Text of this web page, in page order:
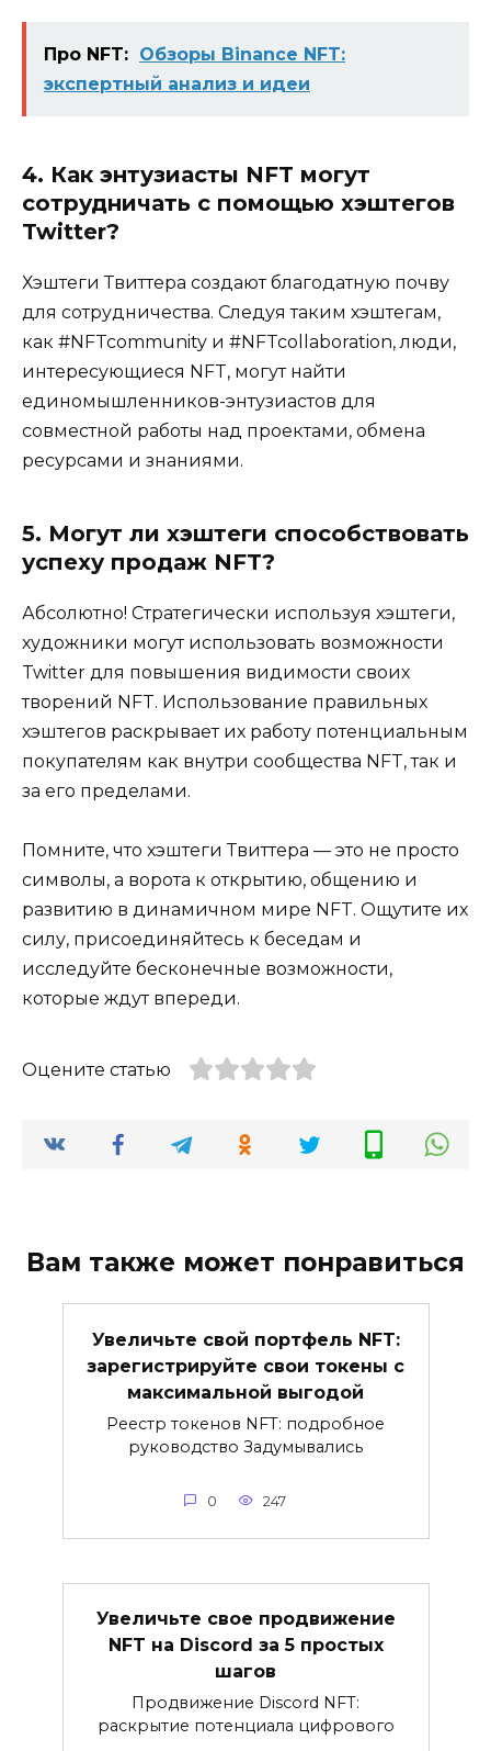
Про NFT: Обзоры Binance NFT:
экспертный анализ и идеи
4. Как энтузиасты NFT могут
сотрудничать с помощью хэштегов
Twitter?
Хэштеги Твиттера создают благодатную почву
для сотрудничества. Следуя таким хэштегам,
как #NFTcommunity и #NFTcollaboration, люди,
интересующиеся NFT, могут найти
единомышленников-энтузиастов для
совместной работы над проектами, обмена
ресурсами и знаниями.
5. Могут ли хэштеги способствовать
успеху продаж NFT?
Абсолютно! Стратегически используя хэштеги,
художники могут использовать возможности
Twitter для повышения видимости своих
творений NFT. Использование правильных
хэштегов раскрывает их работу потенциальным
покупателям как внутри сообщества NFT, так и
за его пределами.
Помните, что хэштеги Твиттера — это не просто
символы, а ворота к открытию, общению и
развитию в динамичном мире NFT. Ощутите их
силу, присоединяйтесь к беседам и
исследуйте бесконечные возможности,
которые ждут впереди.
Оцените статью
Вам также может понравиться
Увеличьте свой портфель NFT:
зарегистрируйте свои токены с
максимальной выгодой
Реестр токенов NFT: подробное
руководство Задумывались
0 247
Увеличьте свое продвижение
NFT на Discord за 5 простых
шагов
Продвижение Discord NFT:
раскрытие потенциала цифрового